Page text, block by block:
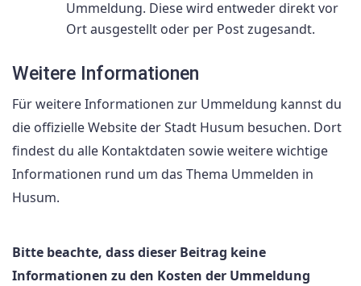
Ummeldung. Diese wird entweder direkt vor
Ort ausgestellt oder per Post zugesandt.
Weitere Informationen
Für weitere Informationen zur Ummeldung kannst du
die offizielle Website der Stadt Husum besuchen. Dort
findest du alle Kontaktdaten sowie weitere wichtige
Informationen rund um das Thema Ummelden in
Husum.
Bitte beachte, dass dieser Beitrag keine
Informationen zu den Kosten der Ummeldung